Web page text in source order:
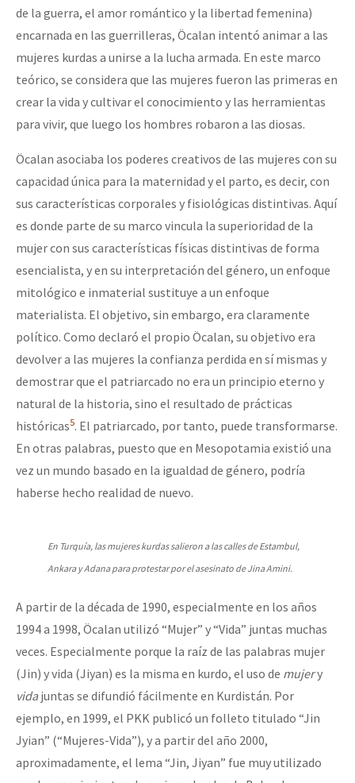
de la guerra, el amor romántico y la libertad femenina)
encarnada en las guerrilleras, Öcalan intentó animar a las
mujeres kurdas a unirse a la lucha armada. En este marco
teórico, se considera que las mujeres fueron las primeras en
crear la vida y cultivar el conocimiento y las herramientas
para vivir, que luego los hombres robaron a las diosas.
Öcalan asociaba los poderes creativos de las mujeres con su
capacidad única para la maternidad y el parto, es decir, con
sus características corporales y fisiológicas distintivas. Aquí
es donde parte de su marco vincula la superioridad de la
mujer con sus características físicas distintivas de forma
esencialista, y en su interpretación del género, un enfoque
mitológico e inmaterial sustituye a un enfoque
materialista. El objetivo, sin embargo, era claramente
político. Como declaró el propio Öcalan, su objetivo era
devolver a las mujeres la confianza perdida en sí mismas y
demostrar que el patriarcado no era un principio eterno y
natural de la historia, sino el resultado de prácticas
históricas5. El patriarcado, por tanto, puede transformarse.
En otras palabras, puesto que en Mesopotamia existió una
vez un mundo basado en la igualdad de género, podría
haberse hecho realidad de nuevo.
En Turquía, las mujeres kurdas salieron a las calles de Estambul,
Ankara y Adana para protestar por el asesinato de Jina Amini.
A partir de la década de 1990, especialmente en los años
1994 a 1998, Öcalan utilizó “Mujer” y “Vida” juntas muchas
veces. Especialmente porque la raíz de las palabras mujer
(Jin) y vida (Jiyan) es la misma en kurdo, el uso de mujery
vidajuntas se difundió fácilmente en Kurdistán. Por
ejemplo, en 1999, el PKK publicó un folleto titulado “Jin
Jyian” (“Mujeres-Vida”), y a partir del año 2000,
aproximadamente, el lema “Jin, Jiyan” fue muy utilizado